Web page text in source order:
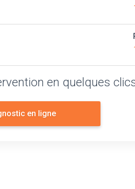
en quelques
en ligne